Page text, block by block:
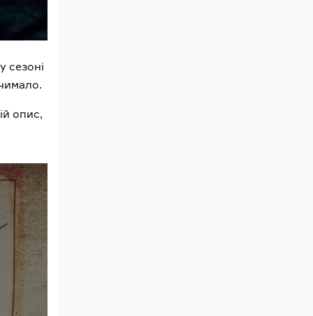
сезоні
опис,